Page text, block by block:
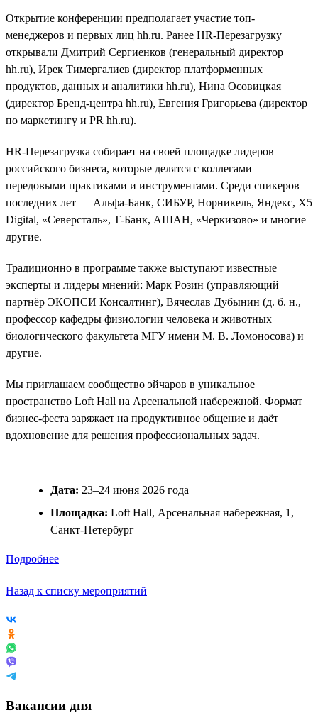
Открытие конференции предполагает участие топ-
менеджеров и первых лиц hh.ru. Ранее HR-Перезагрузку
открывали Дмитрий Сергиенков (генеральный директор
hh.ru), Ирек Тимергалиев (директор платформенных
продуктов, данных и аналитики hh.ru), Нина Осовицкая
(директор Бренд-центра hh.ru), Евгения Григорьева (директор
по маркетингу и PR hh.ru).
HR-Перезагрузка собирает на своей площадке лидеров
российского бизнеса, которые делятся с коллегами
передовыми практиками и инструментами. Среди спикеров
последних лет — Альфа-Банк, СИБУР, Норникель, Яндекс, Х5
Digital, «Северсталь», Т-Банк, АШАН, «Черкизово» и многие
другие.
Традиционно в программе также выступают известные
эксперты и лидеры мнений: Марк Розин (управляющий
партнёр ЭКОПСИ Консалтинг), Вячеслав Дубынин (д. б. н.,
профессор кафедры физиологии человека и животных
биологического факультета МГУ имени М. В. Ломоносова) и
другие.
Мы приглашаем сообщество эйчаров в уникальное
пространство Loft Hall на Арсенальной набережной. Формат
бизнес-феста заряжает на продуктивное общение и даёт
вдохновение для решения профессиональных задач.
Дата: 23–24 июня 2026 года
Площадка: Loft Hall, Арсенальная набережная, 1,
Санкт-Петербург
Подробнее
Назад к списку мероприятий
Вакансии дня